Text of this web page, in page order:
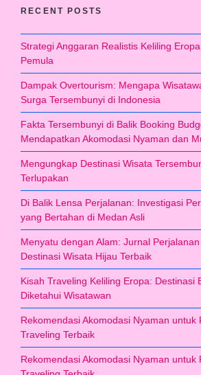
RECENT POSTS
Strategi Anggaran Realistis Keliling
Pemula
Dampak Overtourism: Mengapa
Surga Tersembunyi di Indonesia
Fakta Tersembunyi di Balik Booking
Mendapatkan Akomodasi Nyaman dan
Mengungkap Destinasi Wisata
Terlupakan
Di Balik Lensa Perjalanan: Investigasi
yang Bertahan di Medan Asli
Menyatu dengan Alam: Jurnal
Destinasi Wisata Hijau Terbaik
Kisah Traveling Keliling Eropa: Destinasi
Diketahui Wisatawan
Rekomendasi Akomodasi Nyaman untuk
Traveling Terbaik
Rekomendasi Akomodasi Nyaman untuk